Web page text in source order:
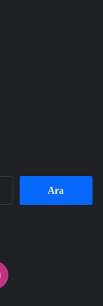
Instagram